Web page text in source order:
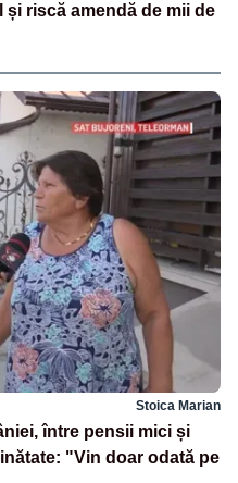
și riscă amendă de mii de
Stoica Marian
între pensii mici și
"Vin doar odată pe